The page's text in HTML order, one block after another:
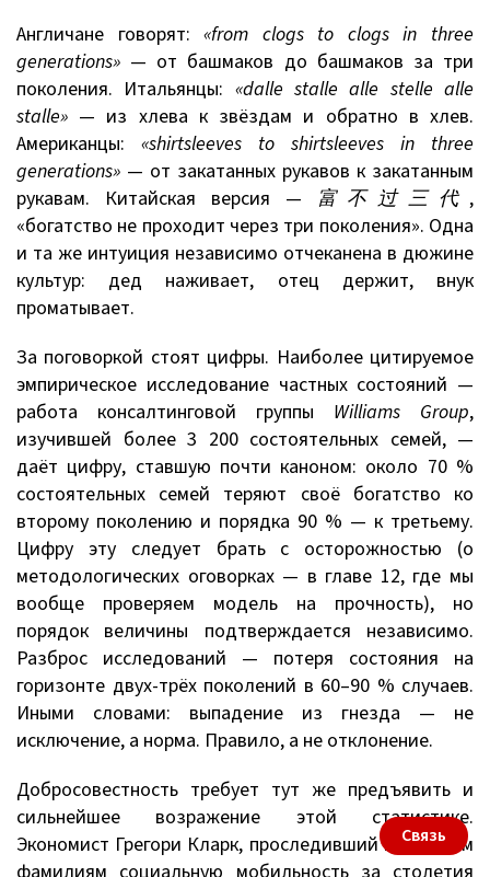
Англичане говорят:«from clogs to clogs in three
generations» — от башмаков до башмаков за три
поколения. Итальянцы: «dalle stalle alle stelle alle
stalle» — из хлева к звёздам и обратно в хлев.
Американцы: «shirtsleeves to shirtsleeves in three
generations» — от закатанных рукавов к закатанным
рукавам. Китайская версия — 富不过三代 ,
«богатство не проходит через три поколения». Одна
и та же интуиция независимо отчеканена в дюжине
культур: дед наживает, отец держит, внук
проматывает.
За поговоркой стоят цифры. Наиболее цитируемое
эмпирическое исследование частных состояний —
работа консалтинговой группы Williams Group,
изучившей более 3 200 состоятельных семей, —
даёт цифру, ставшую почти каноном: около 70 %
состоятельных семей теряют своё богатство ко
второму поколению и порядка 90 % — к третьему.
Цифру эту следует брать с осторожностью (о
методологических оговорках — в главе 12, где мы
вообще проверяем модель на прочность), но
порядок величины подтверждается независимо.
Разброс исследований — потеря состояния на
горизонте двух-трёх поколений в 60–90 % случаев.
Иными словами: выпадение из гнезда — не
исключение, а норма. Правило, а не отклонение.
Добросовестность требует тут же предъявить и
сильнейшее возражение этой статистике.
Экономист Грегори Кларк, проследивший по редким
Связь